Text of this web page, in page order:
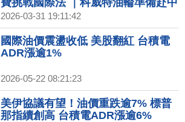
在杜拜港遭伊朗襲擊｜蘋果AI在中國
意外上線 快速被下架
2026-03-31 19:11:42
國際油價震盪收低 美股翻紅 台積電
ADR漲逾1%
2026-05-22 08:21:23
美伊協議有望！油價重跌逾7% 標普
那指續創高 台積電ADR漲逾6%